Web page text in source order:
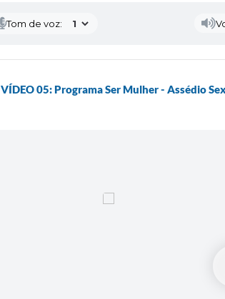
Tom de voz:
VÍDEO 05: Programa Ser Mulher - Assédio